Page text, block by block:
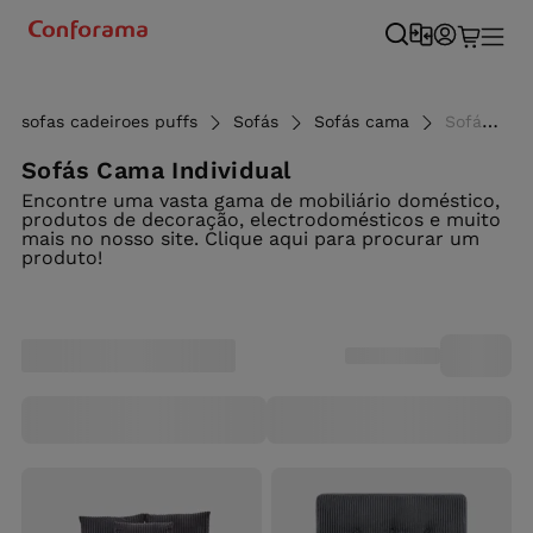
sofas cadeiroes puffs Sofás Sofás cama Sofás cama individuais e de 1 lugar ao melhor preço - Conforama
Sofás Cama Individual
Encontre uma vasta gama de mobiliário doméstico,
produtos de decoração, electrodomésticos e muito
mais no nosso site. Clique aqui para procurar um
produto!